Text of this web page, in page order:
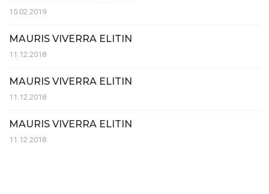
15.02.2019
MAURIS VIVERRA ELITIN
11.12.2018
MAURIS VIVERRA ELITIN
11.12.2018
MAURIS VIVERRA ELITIN
11.12.2018